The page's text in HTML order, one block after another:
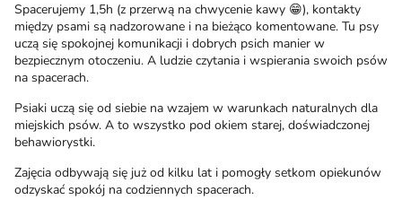
Spacerujemy 1,5h (z przerwą na chwycenie kawy 😁), kontakty
między psami są nadzorowane i na bieżąco komentowane. Tu psy
uczą się spokojnej komunikacji i dobrych psich manier w
bezpiecznym otoczeniu. A ludzie czytania i wspierania swoich psów
na spacerach.
Psiaki uczą się od siebie na wzajem w warunkach naturalnych dla
miejskich psów. A to wszystko pod okiem starej, doświadczonej
behawiorystki.
Zajęcia odbywają się już od kilku lat i pomogły setkom opiekunów
odzyskać spokój na codziennych spacerach.